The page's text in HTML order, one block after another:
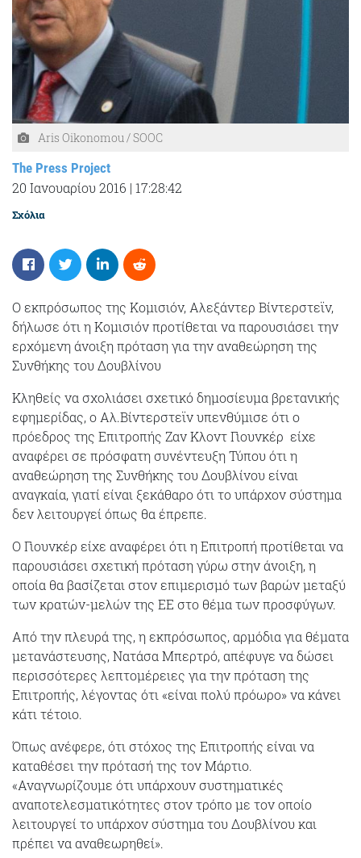
Aris Oikonomou / SOOC
The Press Project
20 Ιανουαρίου 2016 | 17:28:42
Σχόλια
Ο εκπρόσωπος της Κομισιόν, Αλεξάντερ Bίντερστεϊν,
δήλωσε ότι η Κομισιόν προτίθεται να παρουσιάσει την
ερχόμενη άνοιξη πρόταση για την αναθεώρηση της
Συνθήκης του Δουβλίνου
Κληθείς να σχολιάσει σχετικό δημοσίευμα βρετανικής
εφημερίδας, ο Αλ.Βίντερστεϊν υπενθύμισε ότι ο
πρόεδρος της Επιτροπής Ζαν Κλοντ Γιουνκέρ είχε
αναφέρει σε πρόσφατη συνέντευξη Τύπου ότι η
αναθεώρηση της Συνθήκης του Δουβλίνου είναι
αναγκαία, γιατί είναι ξεκάθαρο ότι το υπάρχον σύστημα
δεν λειτουργεί όπως θα έπρεπε.
Ο Γιουνκέρ είχε αναφέρει ότι η Επιτροπή προτίθεται να
παρουσιάσει σχετική πρόταση γύρω στην άνοιξη, η
οποία θα βασίζεται στον επιμερισμό των βαρών μεταξύ
των κρατών-μελών της ΕΕ στο θέμα των προσφύγων.
Από την πλευρά της, η εκπρόσωπος, αρμόδια για θέματα
μετανάστευσης, Νατάσα Μπερτρό, απέφυγε να δώσει
περισσότερες λεπτομέρειες για την πρόταση της
Επιτροπής, λέγοντας ότι «είναι πολύ πρόωρο» να κάνει
κάτι τέτοιο.
Όπως ανέφερε, ότι στόχος της Επιτροπής είναι να
καταθέσει την πρότασή της τον Μάρτιο.
«Αναγνωρίζουμε ότι υπάρχουν συστηματικές
αναποτελεσματικότητες στον τρόπο με τον οποίο
λειτουργεί το υπάρχον σύστημα του Δουβλίνου και
πρέπει να αναθεωρηθεί».